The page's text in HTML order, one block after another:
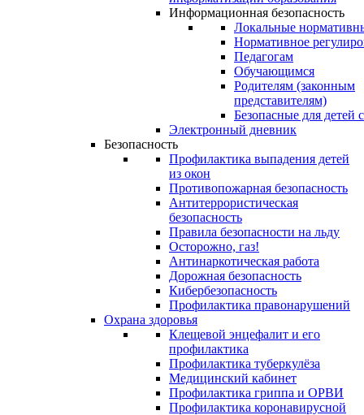
Информационная безопасность
Локальные
Нормативное
Педагогам
Обучающимся
Родителям (законным
представителям)
Безопасные для детей
Электронный дневник
Безопасность
Профилактика выпадения детей
из окон
Противопожарная безопасность
Антитеррористическая
безопасность
Правила безопасности на льду
Осторожно, газ!
Антинаркотическая работа
Дорожная безопасность
Кибербезопасность
Профилактика правонарушений
Охрана здоровья
Клещевой энцефалит и его
профилактика
Профилактика туберкулёза
Медицинский кабинет
Профилактика гриппа и ОРВИ
Профилактика коронавирусной